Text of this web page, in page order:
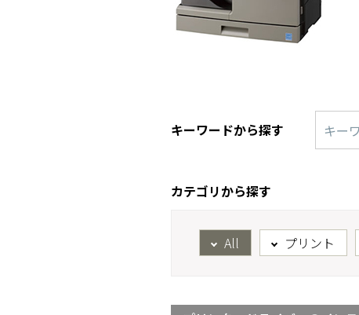
キーワードから探す
カテゴリから探す
All プリント